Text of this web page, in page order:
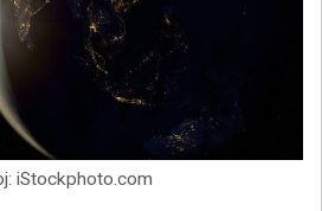
iStockphoto.com